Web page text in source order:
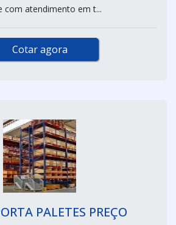
com atendimento em t...
Cotar agora
PALETES PREÇO